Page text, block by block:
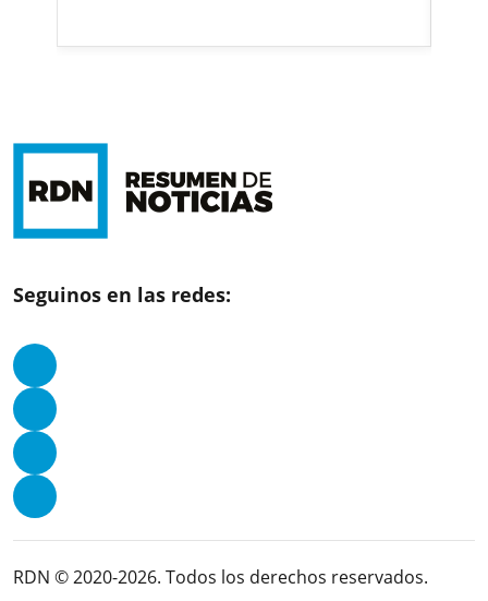
Seguinos en las redes:
RDN © 2020-2026. Todos los derechos reservados.